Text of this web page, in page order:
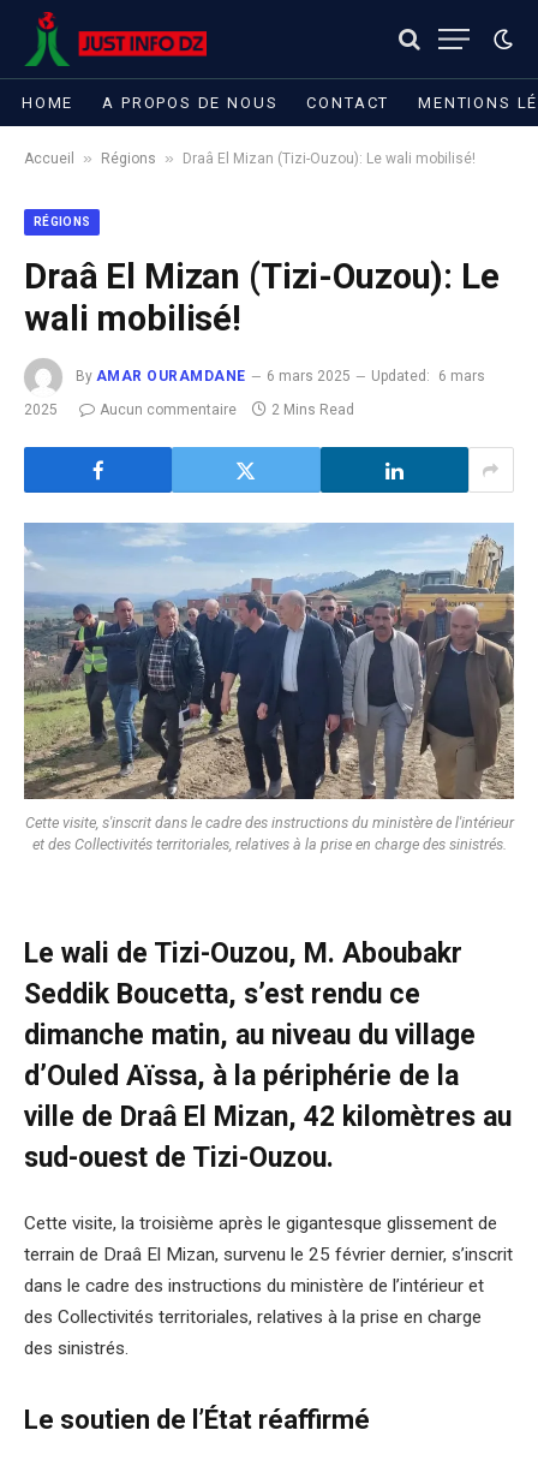
HOME A PROPOS DE NOUS CONTACT MENTIONS
Accueil » Régions » Draâ El Mizan (Tizi-Ouzou): Le wali mobilisé!
RÉGIONS
Draâ El Mizan (Tizi-Ouzou): Le
wali mobilisé!
By AMAR OURAMDANE 6 mars 2025 Updated:
6 mars
2025
Aucun commentaire 2 Mins Read
Cette visite, s'inscrit dans le cadre des instructions du ministère de l'intérieur
et des Collectivités territoriales, relatives à la prise en charge des sinistrés.
Le wali de Tizi-Ouzou, M. Aboubakr
Seddik Boucetta, s’est rendu ce
dimanche matin, au niveau du village
d’Ouled Aïssa, à la périphérie de la
ville de Draâ El Mizan, 42 kilomètres au
sud-ouest de Tizi-Ouzou.
Cette visite, la troisième après le gigantesque glissement de
terrain de Draâ El Mizan, survenu le 25 février dernier, s’inscrit
dans le cadre des instructions du ministère de l’intérieur et
des Collectivités territoriales, relatives à la prise en charge
des sinistrés.
Le soutien de l’État réaffirmé